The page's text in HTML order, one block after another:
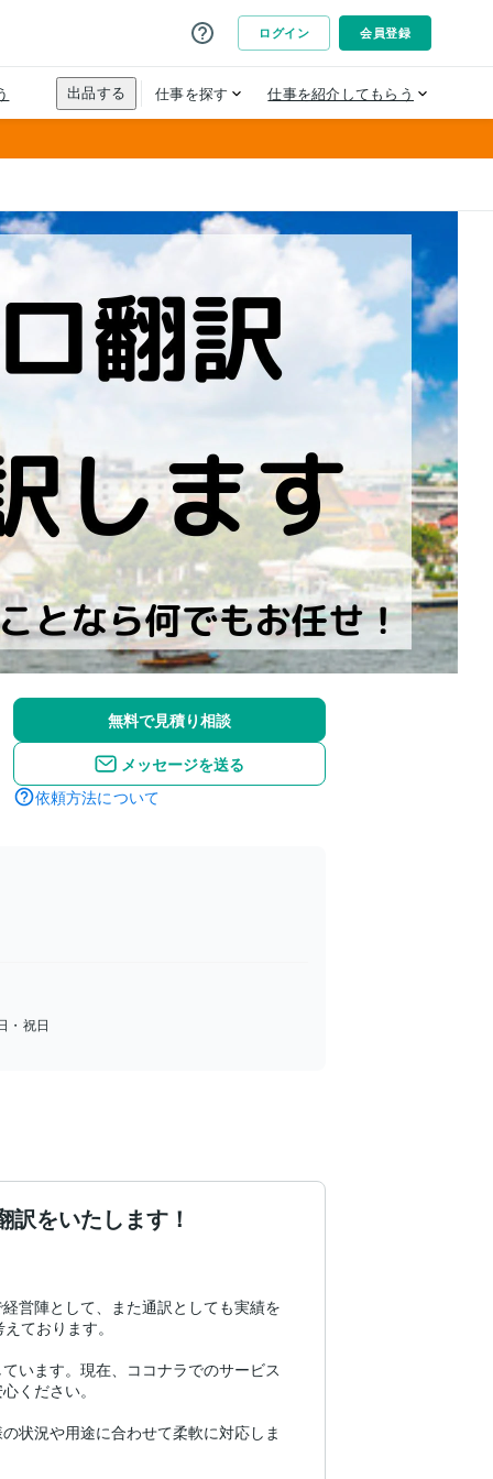
無料で見積り相談
メッセージを送る
依頼方法について
・祝日
をいたします！
営陣として、また通訳としても実績を
ております。
います。現在、ココナラでのサービス
ください。
状況や用途に合わせて柔軟に対応しま